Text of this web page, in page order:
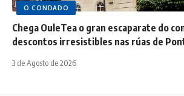
O CONDADO
Chega OuleTea o gran escaparate do
descontos irresistibles nas rúas de
3 de Agosto de 2026